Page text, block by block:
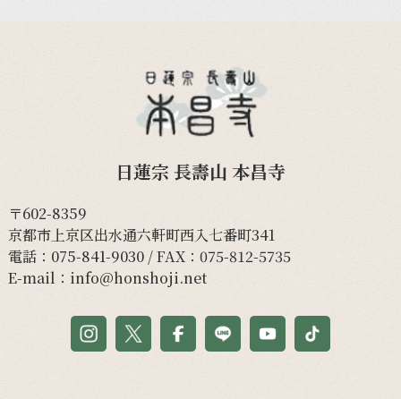
日蓮宗 長壽山 本昌寺
〒602-8359
京都市上京区出水通六軒町西入七番町341
電話： 075-841-9030/ FAX：075-812-5735
E-mail： info@honshoji.net